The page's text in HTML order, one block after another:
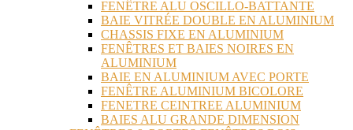
FENÊTRE ALU OSCILLO-BATTANTE
BAIE VITRÉE DOUBLE EN ALUMINIUM
CHASSIS FIXE EN ALUMINIUM
FENÊTRES ET BAIES NOIRES EN
ALUMINIUM
BAIE EN ALUMINIUM AVEC PORTE
FENÊTRE ALUMINIUM BICOLORE
FENETRE CEINTREE ALUMINIUM
BAIES ALU GRANDE DIMENSION